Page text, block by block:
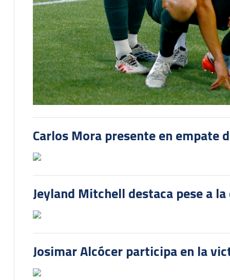
Carlos Mora presente en empate
Jeyland Mitchell destaca pese a
Josimar Alcócer participa en la